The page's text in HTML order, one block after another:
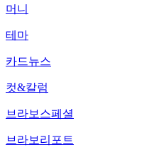
머니
테마
카드뉴스
컷&칼럼
브라보스페셜
브라보리포트